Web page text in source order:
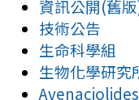
資訊公開(舊
技術公告
生命科學組
生物化學研究